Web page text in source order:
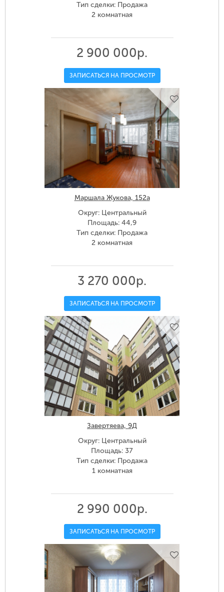
Тип сделки: Продажа
2 комнатная
2 900 000р.
ЗАПИСАТЬСЯ НА ПРОСМОТР
Маршала Жукова, 152а
Округ: Центральный
Площадь: 44,9
Тип сделки: Продажа
2 комнатная
3 270 000р.
ЗАПИСАТЬСЯ НА ПРОСМОТР
Завертяева, 9Д
Округ: Центральный
Площадь: 37
Тип сделки: Продажа
1 комнатная
2 990 000р.
ЗАПИСАТЬСЯ НА ПРОСМОТР